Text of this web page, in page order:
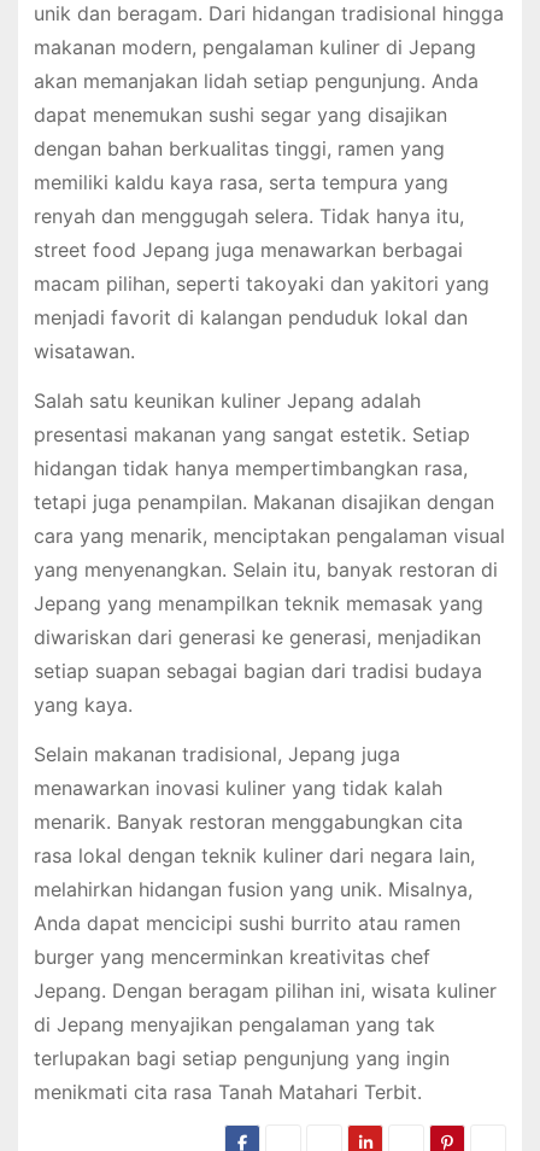
unik dan beragam. Dari hidangan tradisional hingga
makanan modern, pengalaman kuliner di Jepang
akan memanjakan lidah setiap pengunjung. Anda
dapat menemukan sushi segar yang disajikan
dengan bahan berkualitas tinggi, ramen yang
memiliki kaldu kaya rasa, serta tempura yang
renyah dan menggugah selera. Tidak hanya itu,
street food Jepang juga menawarkan berbagai
macam pilihan, seperti takoyaki dan yakitori yang
menjadi favorit di kalangan penduduk lokal dan
wisatawan.
Salah satu keunikan kuliner Jepang adalah
presentasi makanan yang sangat estetik. Setiap
hidangan tidak hanya mempertimbangkan rasa,
tetapi juga penampilan. Makanan disajikan dengan
cara yang menarik, menciptakan pengalaman visual
yang menyenangkan. Selain itu, banyak restoran di
Jepang yang menampilkan teknik memasak yang
diwariskan dari generasi ke generasi, menjadikan
setiap suapan sebagai bagian dari tradisi budaya
yang kaya.
Selain makanan tradisional, Jepang juga
menawarkan inovasi kuliner yang tidak kalah
menarik. Banyak restoran menggabungkan cita
rasa lokal dengan teknik kuliner dari negara lain,
melahirkan hidangan fusion yang unik. Misalnya,
Anda dapat mencicipi sushi burrito atau ramen
burger yang mencerminkan kreativitas chef
Jepang. Dengan beragam pilihan ini, wisata kuliner
di Jepang menyajikan pengalaman yang tak
terlupakan bagi setiap pengunjung yang ingin
menikmati cita rasa Tanah Matahari Terbit.